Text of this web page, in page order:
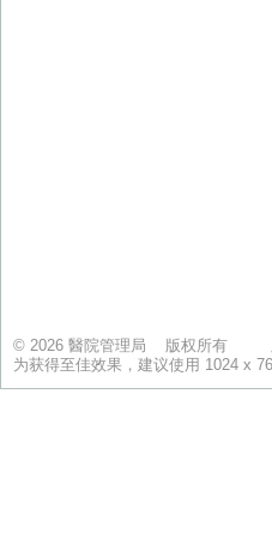
© 2026 醫院管理局 版权所有
为获得至佳效果，建议使用 1024 x